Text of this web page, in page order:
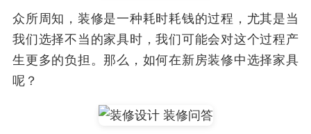
众所周知，装修是一种耗时耗钱的过程，尤其是当
我们选择不当的家具时，我们可能会对这个过程产
生更多的负担。那么，如何在新房装修中选择家具
呢？